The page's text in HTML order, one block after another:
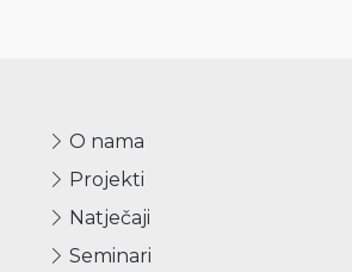
O nama
Projekti
Natječaji
Seminari